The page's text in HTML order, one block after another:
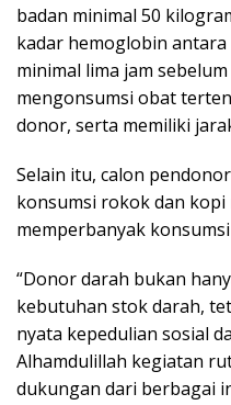
badan minimal 50
kadar hemoglobin
minimal lima jam
mengonsumsi obat
donor, serta memiliki
Selain itu, calon
konsumsi rokok dan
memperbanyak
“Donor darah bukan
kebutuhan stok darah,
nyata kepedulian sosial
Alhamdulillah kegiatan
dukungan dari berbagai